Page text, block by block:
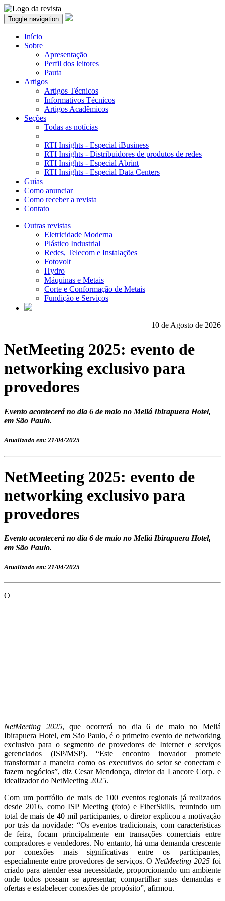
Toggle navigation
Início
Sobre
Apresentação
Perfil dos leitores
Pauta
Artigos
Artigos Técnicos
Informativos Técnicos
Artigos Acadêmicos
Seções
Todas as notícias
RTI Insights - Especial iBusiness
RTI Insights - Distribuidores de produtos de redes
RTI Insights - Especial Abrint
RTI Insights - Especial Data Centers
Guias
Como anunciar
Como receber a revista
Contato
Outras revistas
Eletricidade Moderna
Plástico Industrial
Redes, Telecom e Instalações
Fotovolt
Hydro
Máquinas e Metais
Corte e Conformação de Metais
Fundição e Serviços
10 de Agosto de 2026
NetMeeting 2025: evento de
networking exclusivo para
provedores
Evento acontecerá no dia 6 de maio no Meliá Ibirapuera Hotel,
em São Paulo.
Atualizado em: 21/04/2025
NetMeeting 2025: evento de
networking exclusivo para
provedores
Evento acontecerá no dia 6 de maio no Meliá Ibirapuera Hotel,
em São Paulo.
Atualizado em: 21/04/2025
O
NetMeeting 2025, que ocorrerá no dia 6 de maio no Meliá
Ibirapuera Hotel, em São Paulo, é o primeiro evento de networking
exclusivo para o segmento de provedores de Internet e serviços
gerenciados (ISP/MSP). “Este encontro inovador promete
transformar a maneira como os executivos do setor se conectam e
fazem negócios”, diz Cesar Mendonça, diretor da Lancore Corp. e
idealizador do NetMeeting 2025.
Com um portfólio de mais de 100 eventos regionais já realizados
desde 2016, como ISP Meeting (foto) e FiberSkills, reunindo um
total de mais de 40 mil participantes, o diretor explicou a motivação
por trás da novidade: “Os eventos tradicionais, com características
de feira, focam principalmente em transações comerciais entre
compradores e vendedores. No entanto, há uma demanda crescente
por conexões mais significativas entre os participantes,
especialmente entre provedores de serviços. ONetMeeting 2025 foi
criado para atender essa necessidade, proporcionando um ambiente
onde todos possam se apresentar, compartilhar suas demandas e
ofertas e estabelecer conexões de propósito”, afirmou.